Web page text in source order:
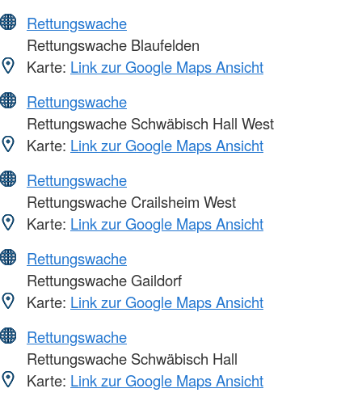
Rettungswache
Rettungswache Blaufelden
Karte: Link zur Google Maps Ansicht
Rettungswache
Rettungswache Schwäbisch Hall West
Karte: Link zur Google Maps Ansicht
Rettungswache
Rettungswache Crailsheim West
Karte: Link zur Google Maps Ansicht
Rettungswache
Rettungswache Gaildorf
Karte: Link zur Google Maps Ansicht
Rettungswache
Rettungswache Schwäbisch Hall
Karte: Link zur Google Maps Ansicht